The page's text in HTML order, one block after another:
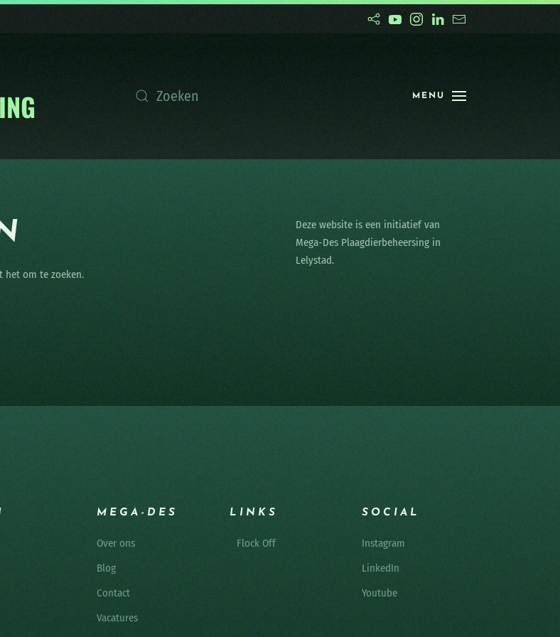
MENU
het om te zoeken.
Deze website is een initiatief van
Mega-Des Plaagdierbeheersing in
Lelystad.
MEGA-DES
Over ons
Blog
Contact
Vacatures
LINKS
Flock Off
SOCIAL
Instagram
LinkedIn
Youtube